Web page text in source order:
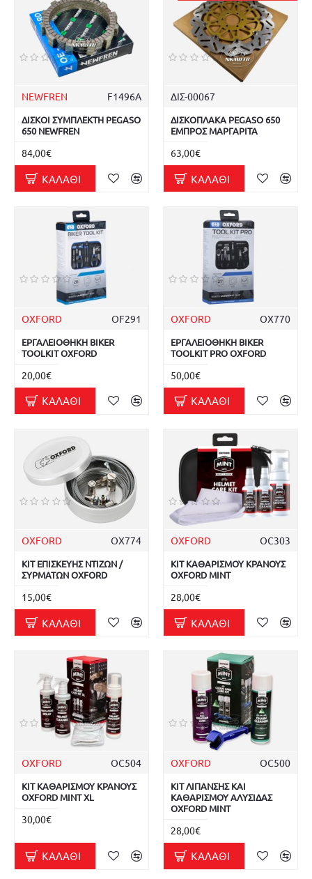
NEWFREN F1496A
ΔΙΣΚΟΙ ΣΥΜΠΛΕΚΤΗ PEGASO
650 NEWFREN
84,00€
ΚΑΛΆΘΙ
ΔΙΣ-00067
ΔΙΣΚΟΠΛΑΚΑ PEGASO 650
ΕΜΠΡΟΣ ΜΑΡΓΑΡΙΤΑ
63,00€
ΚΑΛΆΘΙ
OXFORD OF291
ΕΡΓΑΛΕΙΟΘΗΚΗ BIKER
TOOLKIT OXFORD
20,00€
ΚΑΛΆΘΙ
OXFORD OX770
ΕΡΓΑΛΕΙΟΘΗΚΗ BIKER
TOOLKIT PRO OXFORD
50,00€
ΚΑΛΆΘΙ
OXFORD OX774
ΚΙΤ ΕΠΙΣΚΕΥΗΣ ΝΤΙΖΩΝ /
ΣΥΡΜΑΤΩΝ OXFORD
15,00€
ΚΑΛΆΘΙ
OXFORD OC303
ΚΙΤ ΚΑΘΑΡΙΣΜΟΥ ΚΡΑΝΟΥΣ
OXFORD MINT
28,00€
ΚΑΛΆΘΙ
OXFORD OC504
ΚΙΤ ΚΑΘΑΡΙΣΜΟΥ ΚΡΑΝΟΥΣ
OXFORD MINT XL
30,00€
ΚΑΛΆΘΙ
OXFORD OC500
ΚΙΤ ΛΙΠΑΝΣΗΣ ΚΑΙ
ΚΑΘΑΡΙΣΜΟΥ ΑΛΥΣΙΔΑΣ
OXFORD MINT
28,00€
ΚΑΛΆΘΙ